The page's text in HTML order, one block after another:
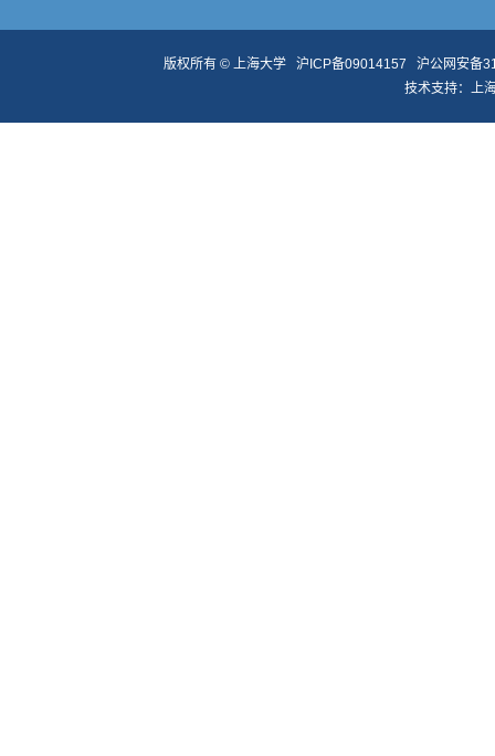
版权所有 © 上海大学 沪ICP备09014157
沪公网安备
技术支持：上